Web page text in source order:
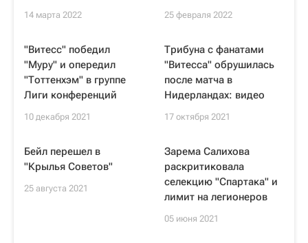
14 марта 2022 25 февраля 2022
"Витесс" победил
"Муру" и опередил
"Тоттенхэм" в группе
Лиги конференций
10 декабря 2021
Трибуна с фанатами
"Витесса" обрушилась
после матча в
Нидерландах: видео
17 октября 2021
Бейл перешел в
"Крылья Советов"
25 августа 2021
Зарема Салихова
раскритиковала
селекцию "Спартака" и
лимит на легионеров
05 июня 2021